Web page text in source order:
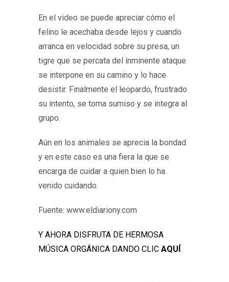
En el video se puede apreciar cómo el
felino le acechaba desde lejos y cuando
arranca en velocidad sobre su presa, un
tigre que se percata del inminente ataque
se interpone en su camino y lo hace
desistir. Finalmente el leopardo, frustrado
su intento, se torna sumiso y se integra al
grupo.
Aún en los animales se aprecia la bondad
y en este caso es una fiera la que se
encarga de cuidar a quien bien lo ha
venido cuidando.
Fuente: www.eldiariony.com
Y AHORA DISFRUTA DE HERMOSA
MÚSICA ORGÁNICA DANDO CLIC AQUÍ.